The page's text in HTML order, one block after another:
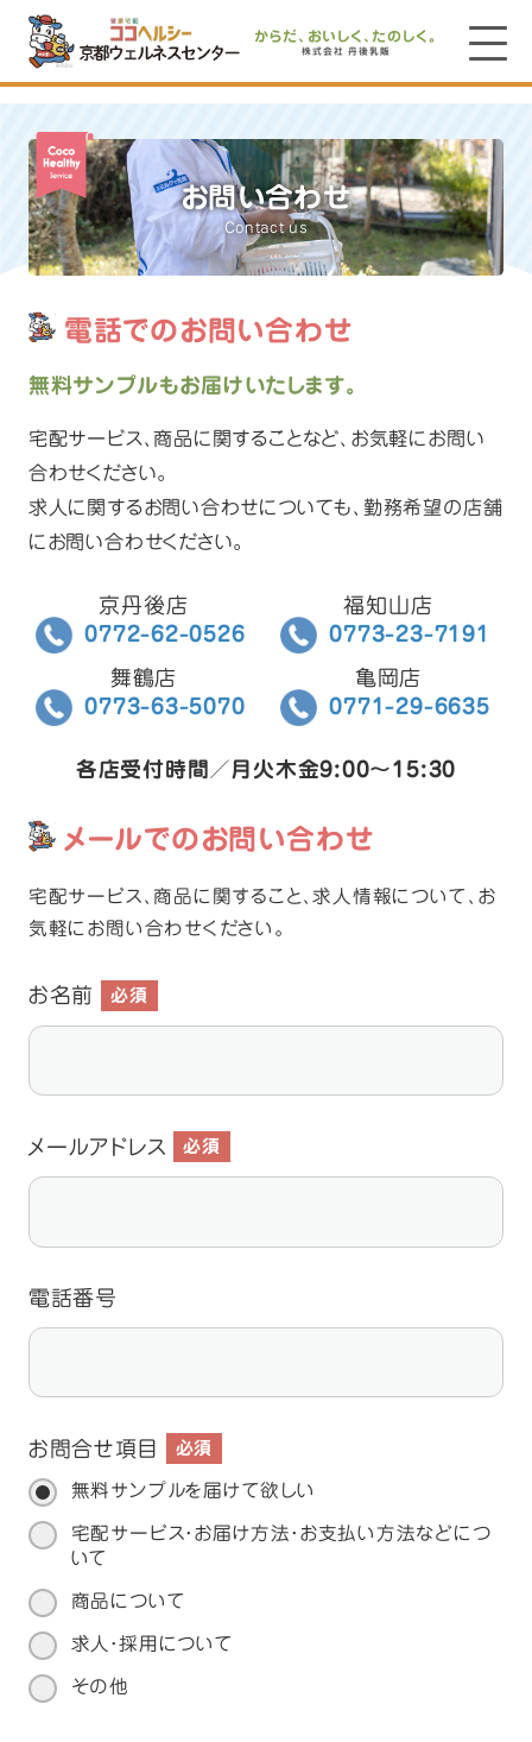
からだ、おいしく、たのしく。
株式会社 丹後乳販
お問い合わせ
Contact us
電話でのお問い合わせ
無料サンプルもお届けいたします。
宅配サービス､商品に関することなど､お気軽にお問い
合わせください｡
求人に関するお問い合わせについても､勤務希望の店舗
にお問い合わせください｡
京丹後店
0772-62-0526
福知山店
0773-23-7191
舞鶴店
0773-63-5070
亀岡店
0771-29-6635
各店受付時間／月火木金9:00～15:30
メールでのお問い合わせ
宅配サービス､商品に関すること､求人情報について､お
気軽にお問い合わせください｡
お名前 必須
メールアドレス 必須
電話番号
お問合せ項目 必須
無料サンプルを届けて欲しい
宅配サービス・お届け方法・お支払い方法などにつ
いて
商品について
求人・採用について
その他